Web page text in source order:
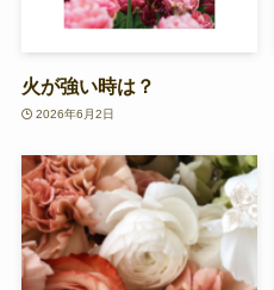
火が強い時は？
2026年6月2日